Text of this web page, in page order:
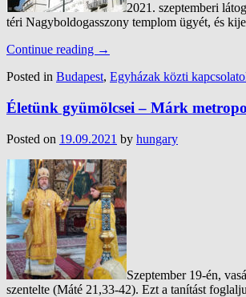
2021. szeptemberi
téri Nagyboldogasszony templom ügyét, és
Continue reading →
Posted in Budapest, Egyházak közti
Életünk gyümölcsei – Márk
Posted on 19.09.2021 by hungary
Szeptember 19-én,
szentelte (Máté 21,33-42). Ezt a tanítást